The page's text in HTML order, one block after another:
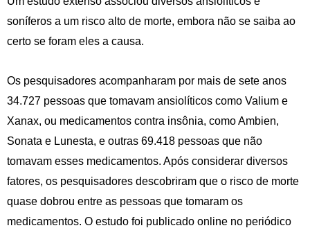
soníferos a um risco alto de morte, embora não se saiba ao
certo se foram eles a causa.
Os pesquisadores acompanharam por mais de sete anos
34.727 pessoas que tomavam ansiolíticos como Valium e
Xanax, ou medicamentos contra insônia, como Ambien,
Sonata e Lunesta, e outras 69.418 pessoas que não
tomavam esses medicamentos. Após considerar diversos
fatores, os pesquisadores descobriram que o risco de morte
quase dobrou entre as pessoas que tomaram os
medicamentos. O estudo foi publicado online no periódico